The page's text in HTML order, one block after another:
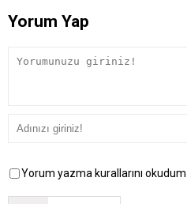
Yorum Yap
Yorum yazma kurallarını